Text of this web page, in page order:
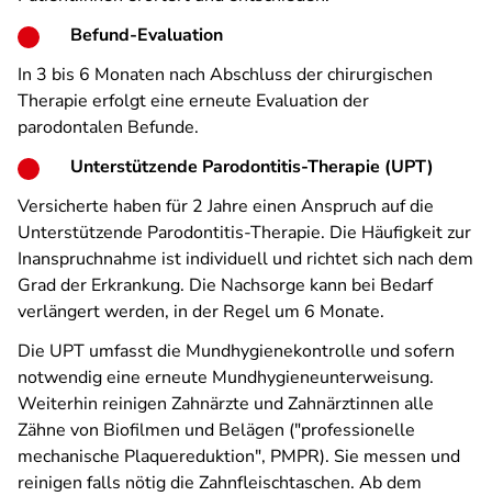
Befund-Evaluation
In 3 bis 6 Monaten nach Abschluss der chirurgischen
Therapie erfolgt eine erneute Evaluation der
parodontalen Befunde.
Unterstützende Parodontitis-Therapie (UPT)
Versicherte haben für 2 Jahre einen Anspruch auf die
Unterstützende Parodontitis-Therapie. Die Häufigkeit zur
Inanspruchnahme ist individuell und richtet sich nach dem
Grad der Erkrankung. Die Nachsorge kann bei Bedarf
verlängert werden, in der Regel um 6 Monate.
Die UPT umfasst die Mundhygienekontrolle und sofern
notwendig eine erneute Mundhygieneunterweisung.
Weiterhin reinigen Zahnärzte und Zahnärztinnen alle
Zähne von Biofilmen und Belägen ("professionelle
mechanische Plaquereduktion", PMPR). Sie messen und
reinigen falls nötig die Zahnfleischtaschen. Ab dem